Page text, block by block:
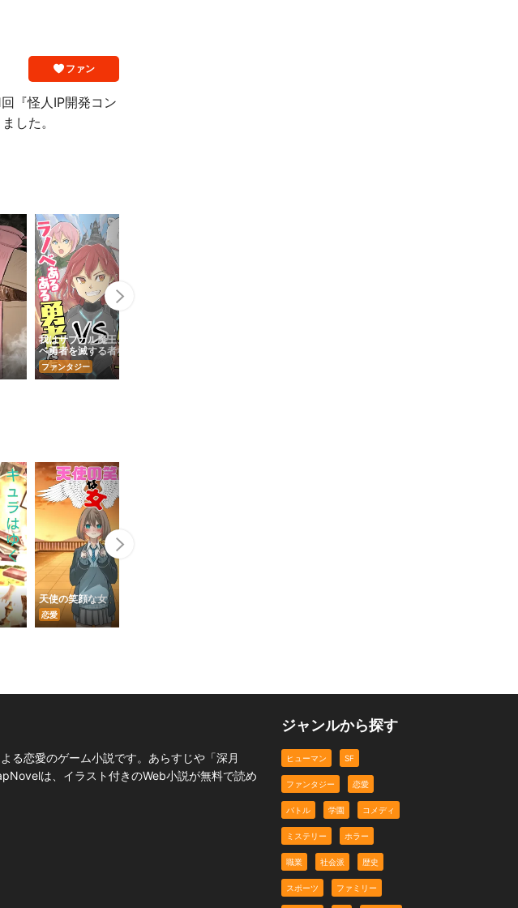
ファン
『怪人IP開発コン
した。
我はサブカル魔王、ラノ
ベ勇者を滅する者なり
ファンタジー
天使の笑顔な女
恋愛
る恋愛のゲーム小説です。あらすじや「深月
は、イラスト付きのWeb小説が無料で読め
ジャンルから探す
ヒューマン SF
ファンタジー 恋愛
バトル 学園 コメディ
ミステリー ホラー
職業 社会派 歴史
スポーツ ファミリー